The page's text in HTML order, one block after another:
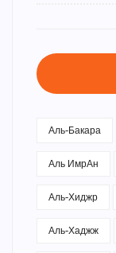
Аль-Бакара
Аль ИмрАн
Аль-Хиджр
Аль-Хаджж